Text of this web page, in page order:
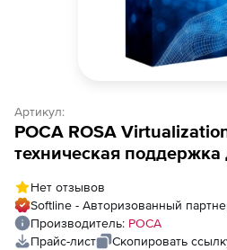
Артикул:
РОСА ROSA
техническая
2.1 для комплекса
(100VM)
Нет отзывов
Softline - Авторизованный
Производитель: РОСА
Прайс-лист
Скопировать